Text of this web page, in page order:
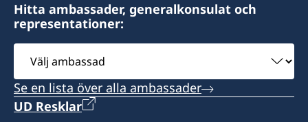
Hitta ambassader, generalkonsulat och
representationer:
Välj
ambassad
Se en lista över alla ambassader
UD Resklar